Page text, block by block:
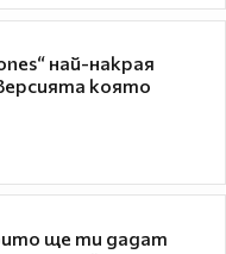
най-накрая
която
ще ти дадат